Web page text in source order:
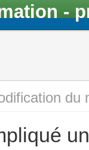
-
du